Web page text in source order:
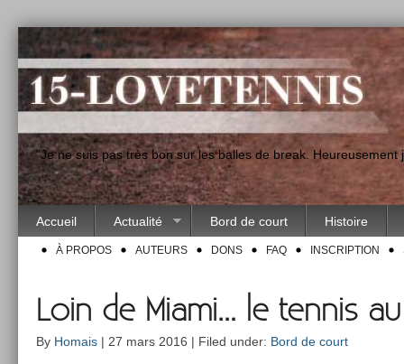
"Je ne suis pas très bon sur les balles de break.
Accueil Actualité Bord de court Histoire
À PROPOS AUTEURS DONS FAQ INSCRIPTION
Loin de Miami… le tennis
By Homais | 27 mars 2016 | Filed under: Bord de court